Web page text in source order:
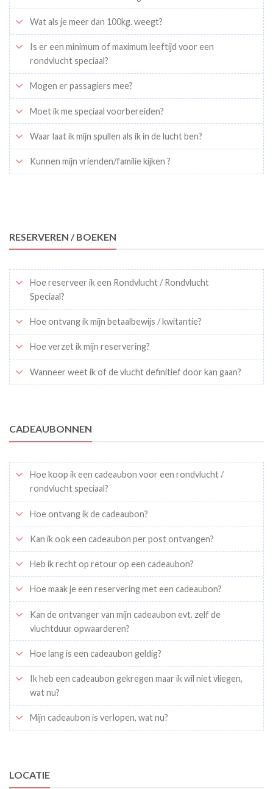
Wat als je meer dan 100kg. weegt?
Is er een minimum of maximum leeftijd voor een
rondvlucht speciaal?
Mogen er passagiers mee?
Moet ik me speciaal voorbereiden?
Waar laat ik mijn spullen als ik in de lucht ben?
Kunnen mijn vrienden/familie kijken ?
RESERVEREN / BOEKEN
Hoe reserveer ik een Rondvlucht / Rondvlucht
Speciaal?
Hoe ontvang ik mijn betaalbewijs / kwitantie?
Hoe verzet ik mijn reservering?
Wanneer weet ik of de vlucht definitief door kan gaan?
CADEAUBONNEN
Hoe koop ik een cadeaubon voor een rondvlucht /
rondvlucht speciaal?
Hoe ontvang ik de cadeaubon?
Kan ik ook een cadeaubon per post ontvangen?
Heb ik recht op retour op een cadeaubon?
Hoe maak je een reservering met een cadeaubon?
Kan de ontvanger van mijn cadeaubon evt. zelf de
vluchtduur opwaarderen?
Hoe lang is een cadeaubon geldig?
Ik heb een cadeaubon gekregen maar ik wil niet vliegen,
wat nu?
Mijn cadeaubon is verlopen, wat nu?
LOCATIE